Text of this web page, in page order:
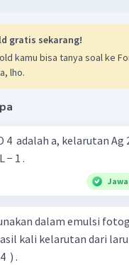
gratis sekarang!
kamu bisa tanya soal ke
lho.
4 ​ adalah a, kelarutan Ag
− 1 .
dalam emulsi
kali kelarutan dari
) .